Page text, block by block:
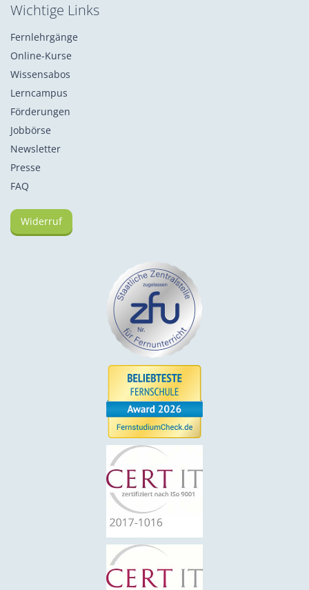
Wichtige Links
Fernlehrgänge
Online-Kurse
Wissensabos
Lerncampus
Förderungen
Jobbörse
Newsletter
Presse
FAQ
Widerruf